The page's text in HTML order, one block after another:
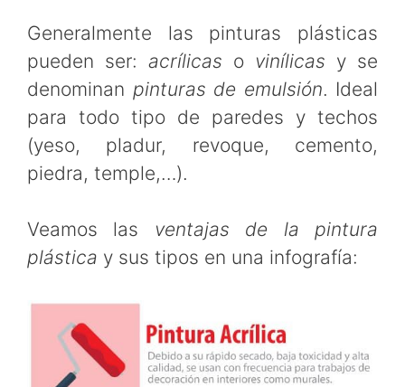
Generalmente las pinturas plásticas
pueden ser: acrílicas o vinílicas y se
denominan pinturas de emulsión. Ideal
para todo tipo de paredes y techos
(yeso, pladur, revoque, cemento,
piedra, temple,…).
Veamos las ventajas de la pintura
plástica y sus tipos en una infografía: